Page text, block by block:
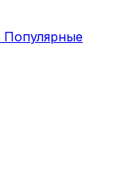
Популярные